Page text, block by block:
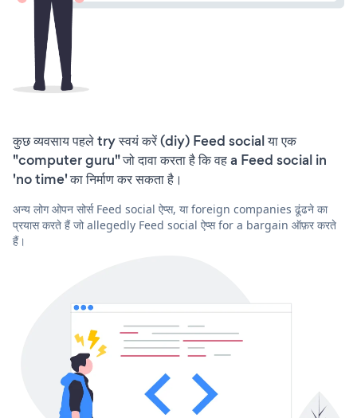
कुछ व्यवसाय पहले try स्वयं करें (diy) Feed social या एक
"computer guru" जो दावा करता है कि वह a Feed social in
'no time' का निर्माण कर सकता है।
अन्य लोग ओपन सोर्स Feed social ऐप्स, या foreign companies ढूंढने का
प्रयास करते हैं जो allegedly Feed social ऐप्स for a bargain ऑफ़र करते
हैं।